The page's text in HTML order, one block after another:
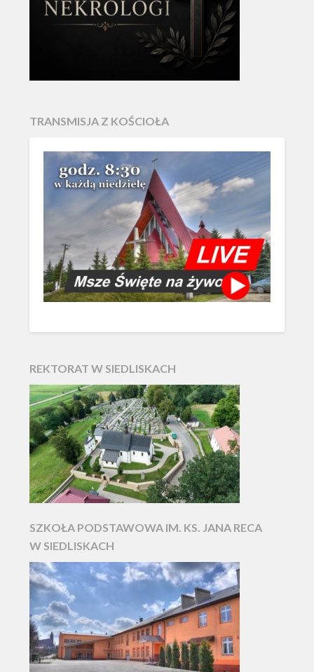
TRANSMISJA Z KOŚCIOŁA
REKTORAT W SIEDLISKACH
SZKOŁA PODSTAWOWA IM. KS. JANA RECA
W SIEDLISKACH